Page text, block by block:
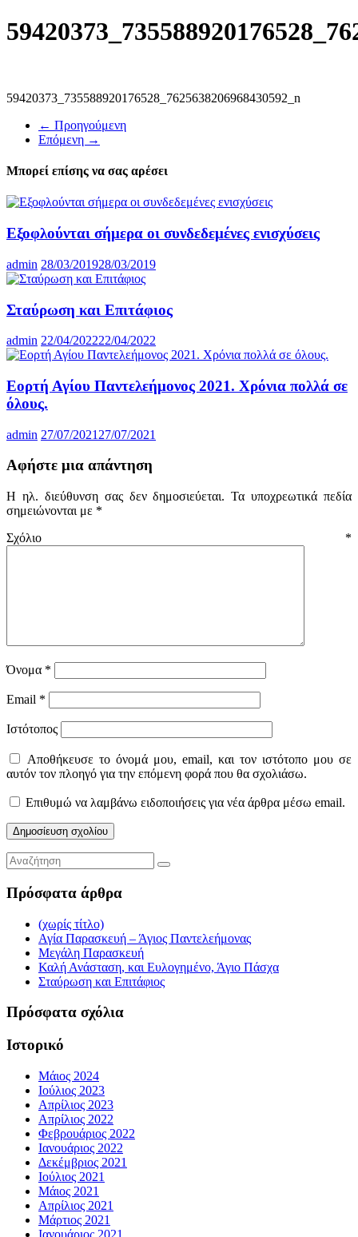
59420373_735588920176528_7625638206968430592_n
← Προηγούμενη
Επόμενη →
Μπορεί επίσης να σας αρέσει
Εξοφλούνται σήμερα οι συνδεδεμένες ενισχύσεις
admin 28/03/201928/03/2019
Σταύρωση και Επιτάφιος
admin 22/04/202222/04/2022
Εορτή Αγίου Παντελεήμονος 2021. Χρόνια πολλά σε
όλους.
admin 27/07/2021 27/07/2021
Αφήστε μια απάντηση
Η ηλ. διεύθυνση σας δεν δημοσιεύεται. Τα υποχρεωτικά πεδία
σημειώνονται με *
Σχόλιο *
Όνομα *
Email *
Ιστότοπος
Αποθήκευσε το όνομά μου, email, και τον ιστότοπο μου σε
αυτόν τον πλοηγό για την επόμενη φορά που θα σχολιάσω.
Επιθυμώ να λαμβάνω ειδοποιήσεις για νέα άρθρα μέσω email.
Πρόσφατα άρθρα
(χωρίς τίτλο)
Αγία Παρασκευή – Άγιος Παντελεήμονας
Μεγάλη Παρασκευή
Καλή Ανάσταση, και Ευλογημένο, Άγιο Πάσχα
Σταύρωση και Επιτάφιος
Πρόσφατα σχόλια
Ιστορικό
Μάιος 2024
Ιούλιος 2023
Απρίλιος 2023
Απρίλιος 2022
Φεβρουάριος 2022
Ιανουάριος 2022
Δεκέμβριος 2021
Ιούλιος 2021
Μάιος 2021
Απρίλιος 2021
Μάρτιος 2021
Ιανουάριος 2021